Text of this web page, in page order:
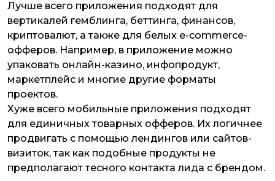
Лучше всего приложения подходят для
вертикалей гемблинга, беттинга, финансов,
криптовалют, а также для белых e-commerce-
офферов. Например, в приложение можно
упаковать онлайн-казино, инфопродукт,
маркетплейс и многие другие форматы
проектов.
Хуже всего мобильные приложения подходят
для единичных товарных офферов. Их логичнее
продвигать с помощью лендингов или сайтов-
визиток, так как подобные продукты не
предполагают тесного контакта лида с брендом.